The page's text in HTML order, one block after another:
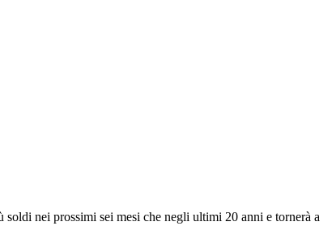
nei prossimi sei mesi che negli ultimi 20 anni e tornerà a